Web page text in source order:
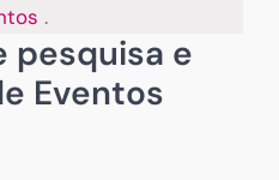
.
pesquisa e
Eventos